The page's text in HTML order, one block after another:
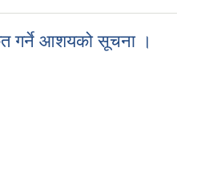
गर्ने आशयको सूचना ।